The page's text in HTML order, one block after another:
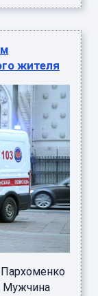
жителя
Пархоменко
Мужчина